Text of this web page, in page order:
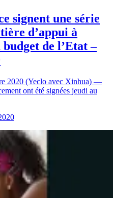
signent une série
d’appui à
budget de l’Etat –
2020 (Yeclo avec Xinhua) —
ont été signées jeudi au